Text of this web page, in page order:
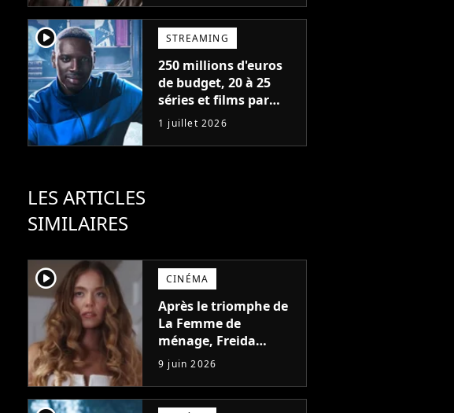
pour l'argent, "J'ai
toujours dit..."
player2 STREAMING
250 millions d'euros
de budget, 20 à 25
séries et films par
an... Netflix en a
marre de produire
autant en France
1 juillet 2026
LES ARTICLES
SIMILAIRES
player2 CINÉMA
Après le triomphe de
La Femme de
ménage, Freida
McFadden décroche
déjà une nouvelle
adaptation au
9 juin 2026